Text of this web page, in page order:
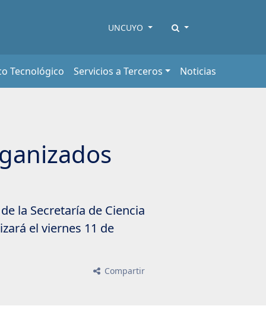
UNCUYO
Tecnológico Servicios a Terceros Noticias
la Secretaría de Ciencia
el viernes 11 de
Compartir